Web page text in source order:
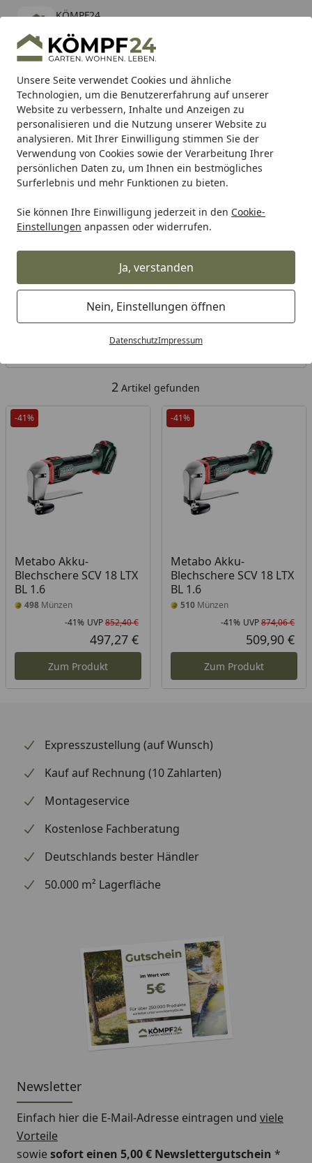
Unsere Seite verwendet Cookies und ähnliche
Technologien, um die Benutzererfahrung auf unserer
Website zu verbessern, Inhalte und Anzeigen zu
personalisieren und die Nutzung unserer Website zu
analysieren. Mit Ihrer Einwilligung stimmen Sie der
Verwendung von Cookies sowie der Verarbeitung Ihrer
persönlichen Daten zu, um Ihnen ein bestmögliches
Surferlebnis und mehr Funktionen zu bieten.
Sie können Ihre Einwilligung jederzeit in den Cookie-
Einstellungen anpassen oder widerrufen.
Ja, verstanden
Nein, Einstellungen öffnen
DatenschutzImpressum
KÖMPF24
kostenlos - Im App Store
Hotline
Alle Produkte
Mein Konto
Suchen
Karibu Pools inkl. gratis Sandfilteranlage & Pool-
Starterset (Gesamtwert bis 468,99€)
Startseite
Metabo Maschinen Akku Geräte Trennen & Schleifen
Metabo Akku-Blechschere
Ihre Artikelübersicht
Kategorien
2 Artikel gefunden
-41%
Metabo Akku-
Blechschere SCV 18 LTX
BL 1.6
498 Münzen
Rabatt in Prozent
-41%
Ursprünglicher Preis
UVP852,40 €
Aktueller Preis
497,27 €
Zum Produkt
-41%
Metabo Akku-
Blechschere SCV 18 LTX
BL 1.6
510Münzen
-41% UVP874,06 €
509,90 €
Zum Produkt
Expresszustellung (auf Wunsch)
Kauf auf Rechnung (10 Zahlarten)
Montageservice
Kostenlose Fachberatung
Deutschlands bester Händler
50.000 m² Lagerfläche
Newsletter
Einfach hier die E-Mail-Adresse eintragen und viele
Vorteile
sowiesofort einen 5,00 € Newslettergutschein *